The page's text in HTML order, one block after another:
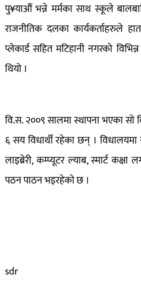
पु¥याऔं भन्ने मर्मका साथ स्कूले
राजनीतिक दलका कार्यकर्ताहरुले
प्लेकार्ड सहित मटिहानी नगरको
थियो ।
वि.स. २००९ सालमा स्थापना भएका सो
६ सय विधार्थी रहेका छन् ।
लाइब्रेरी, कम्प्यूटर ल्याब, स्मार्ट
पठन पाठन भइरहेको छ ।
sdr